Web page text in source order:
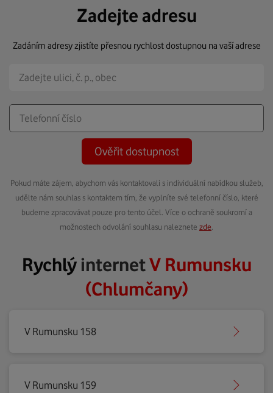
Zadejte adresu
Zadáním adresy zjistíte přesnou rychlost dostupnou na vaší adrese
Ověřit dostupnost
Pokud máte zájem, abychom vás kontaktovali s individuální nabídkou služeb,
udělte nám souhlas s kontaktem tím, že vyplníte své telefonní číslo, které
budeme zpracovávat pouze pro tento účel. Více o ochraně soukromí a
možnostech odvolání souhlasu naleznete zde
RychlýinternetV Rumunsku
(Chlumčany)
V Rumunsku 158
V Rumunsku 159